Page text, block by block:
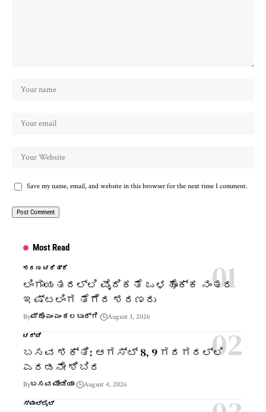
Save my name, email, and website in this browser for the next time I comment.
Most Read
ಶರಣ ಚರಿತ್ರೆ
ಲಿಂಗಾಯತದಲ್ಲಿ ವೈದಿಕತೆ ಒಳಹೊಕ್ಕ ನಂತರ
ಇಷ್ಟಲಿಂಗ ತೆಗೆದ ಶರಣರು
Byಪ್ರೊ ಎಂ ಎಂ ಕಲಬುರ್ಗಿ August 3, 2026
ಚರ್ಚೆ
ಬಸವ ಶಕ್ತಿ: ಆಗಸ್ಟ್ 8, 9 ಗದಗದಲ್ಲಿ
ಎರಡನೇ ಶಿಬಿರ
Byಬಸವ ಮೀಡಿಯಾ August 4, 2026
ಸ್ಪಾಟ್‌ಲೈಟ್